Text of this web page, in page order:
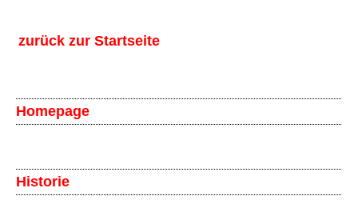
zurück zur Startseite
Homepage
Historie